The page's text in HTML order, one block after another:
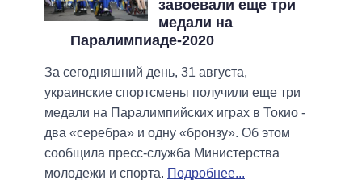
завоевали еще три
медали на
Паралимпиаде-2020
За сегодняшний день, 31 августа,
украинские спортсмены получили еще три
медали на Паралимпийских играх в Токио -
два «серебра» и одну «бронзу». Об этом
сообщила пресс-служба Министерства
молодежи и спорта. Подробнее...